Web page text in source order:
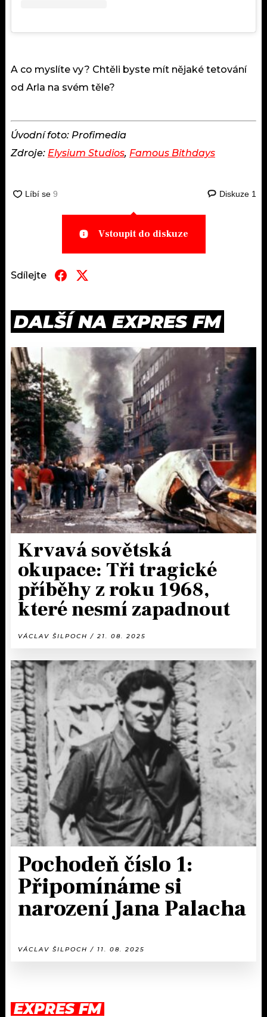
A co myslíte vy? Chtěli byste mít nějaké tetování
od Arla na svém těle?
Úvodní foto: Profimedia
Zdroje: Elysium Studios, Famous Bithdays
Diskuze 1
Vstoupit do diskuze
Sdílejte
DALŠÍ NA EXPRES FM
Krvavá sovětská
okupace: Tři tragické
příběhy z roku 1968,
které nesmí zapadnout
VÁCLAV ŠILPOCH / 21. 08. 2025
Pochodeň číslo 1:
Připomínáme si
narození Jana Palacha
VÁCLAV ŠILPOCH / 11. 08. 2025
EXPRES FM